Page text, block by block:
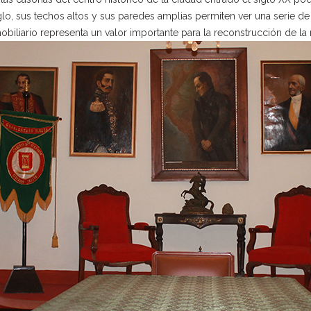
sus techos altos y sus paredes amplias permiten ver una serie
representa un valor importante para la reconstrucción de la